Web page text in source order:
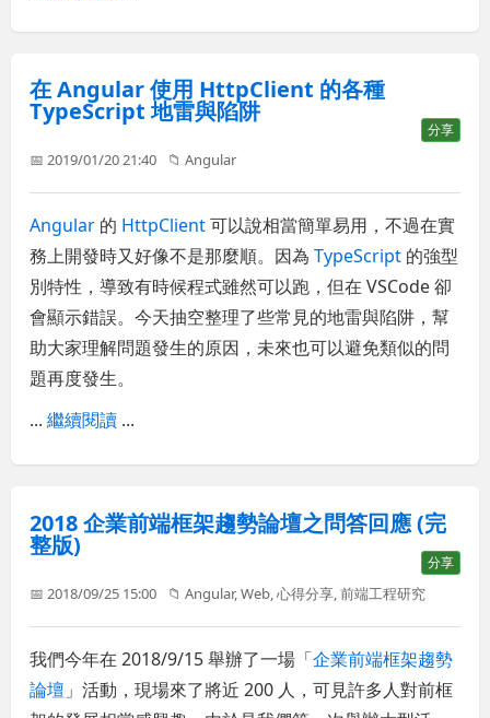
在 Angular 使用 HttpClient 的各種
TypeScript 地雷與陷阱
分享
📅 2019/01/20 21:40 📁Angular
Angular 的 HttpClient可以說相當簡單易用，不過在實
務上開發時又好像不是那麼順。因為TypeScript 的強型
別特性，導致有時候程式雖然可以跑，但在 VSCode 卻
會顯示錯誤。今天抽空整理了些常見的地雷與陷阱，幫
助大家理解問題發生的原因，未來也可以避免類似的問
題再度發生。
...繼續閱讀 ...
2018 企業前端框架趨勢論壇之問答回應 (完
整版)
分享
📅 2018/09/25 15:00 📁Angular,Web,心得分享,前端工程研究
我們今年在 2018/9/15 舉辦了一場「企業前端框架趨勢
論壇 」活動，現場來了將近 200 人，可見許多人對前框